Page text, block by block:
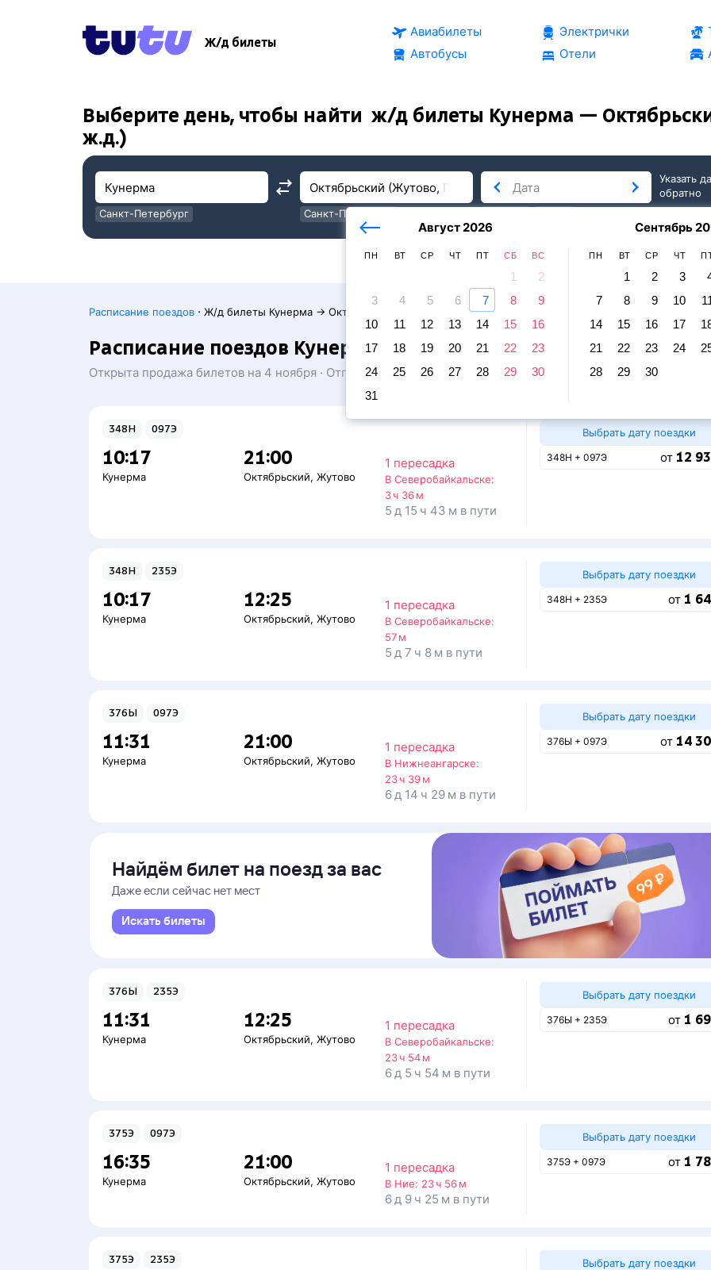
Ж/д билеты
Авиабилеты
Автобусы
Электрички
Отели
Выберите день, чтобы найти ж/д билеты Кунерма —
ж.д.)
Санкт-Петербург
Санкт-Петербург
Август 2026
ПН ВТ СР ЧТ ПТ СБ ВС
1
2
3
4 5 6 7 8
9
10
11 12 13 14 15
16
17
18 19 20 21 22
23
24
25 26 27 28 29
30
31
Сентябрь
ПН ВТ СР ЧТ
1 2 3
7
8 9 10
14
15 16 17
21
22 23 24
28
29 30
послезавтра
Указать
обратно
Расписание поездов · Ж/д билеты Кунерма → Октябрьский
Расписание поездов Кунерма — Октябрьский (Жутово,
Открыта продажа билетов на 4 ноября · Отправление и прибытие по местному времени. Цены за 1
348Н 097Э
10:17
Кунерма
21:00
Октябрьский,Жутово
1 пересадка
В Северобайкальске:
3 ч 36 м
5 д 15 ч 43 м в пути
Выбрать дату поездки
348Н + 097Э от 12
348Н 235Э
10:17
Кунерма
12:25
Октябрьский,Жутово
1 пересадка
В Северобайкальске:
57 м
5 д 7 ч 8 м в пути
Выбрать дату поездки
348Н + 235Э от 1
376Ы 097Э
11:31
Кунерма
21:00
Октябрьский,Жутово
1 пересадка
В Нижнеангарске:
23 ч 39 м
6 д 14 ч 29 м в пути
Выбрать дату поездки
376Ы + 097Э от 14
Найдём билет на поезд за вас
Даже если сейчас нет мест
Искать билеты
376Ы 235Э
11:31
Кунерма
12:25
Октябрьский,Жутово
1 пересадка
В Северобайкальске:
23 ч 54 м
6 д 5 ч 54 м в пути
Выбрать дату поездки
376Ы + 235Э от 1
375Э 097Э
16:35
Кунерма
21:00
Октябрьский,Жутово
1 пересадка
В Ние: 23 ч 56 м
6 д 9 ч 25 м в пути
Выбрать дату поездки
375Э + 097Э от 1
375Э 235Э Выбрать дату поездки